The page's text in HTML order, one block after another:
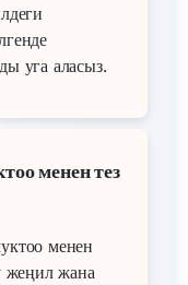
уга аласыз.
менен тез
менен
жеңил жана